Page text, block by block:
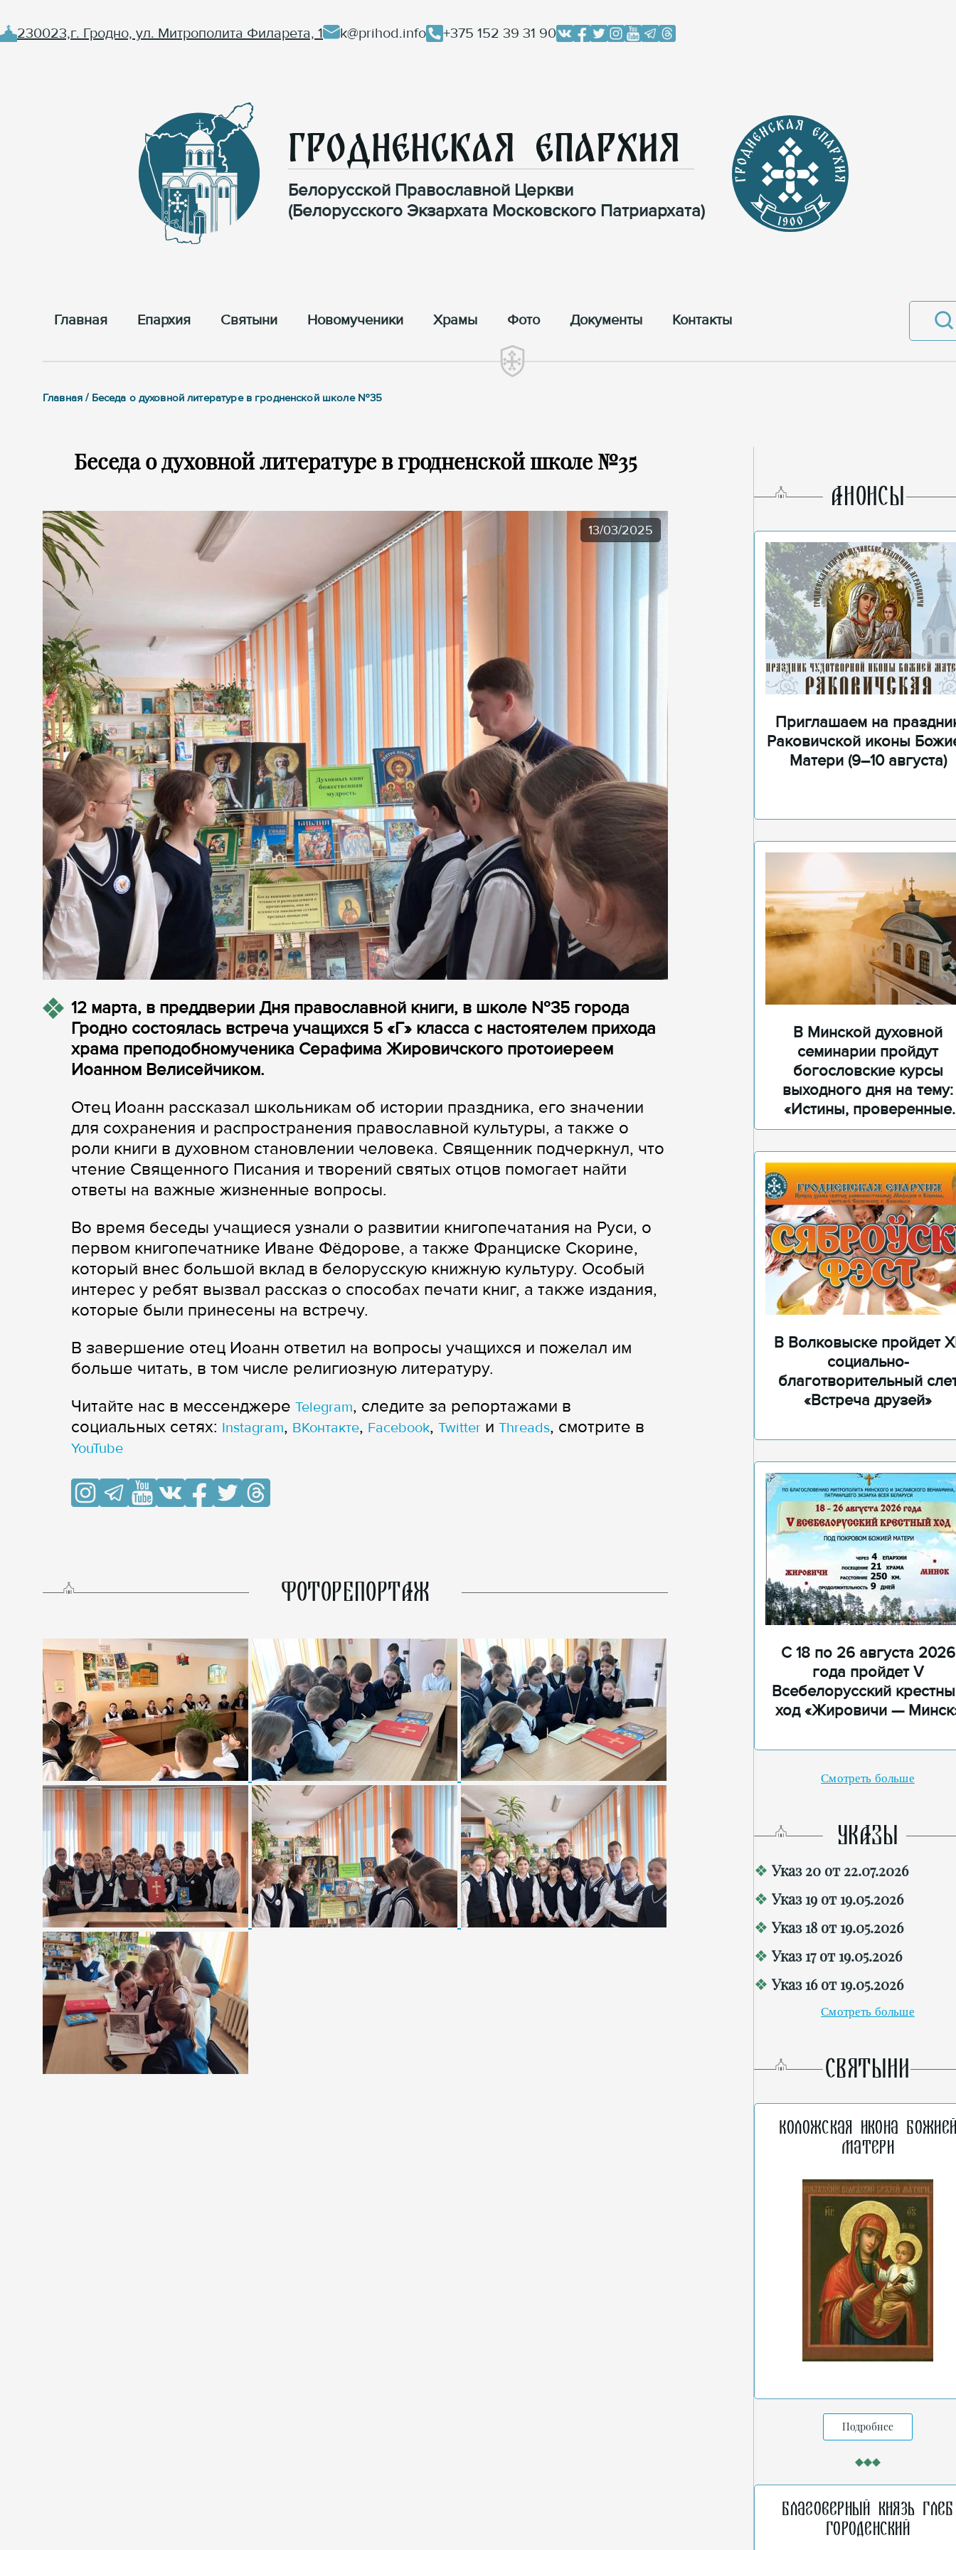
230023,г. Гродно, ул. Митрополита Филарета, 1 k@prihod.info +375 152 39 31 90
Гродненская Епархия
Белорусской Православной Церкви
(Белорусского Экзархата Московского Патриархата)
Главная Епархия Cвятыни Новомученики Храмы Фото Документы Контакты
Главная / Беседа о духовной литературе в гродненской школе №35
Беседа о духовной литературе в гродненской школе №35
13/03/2025
12 марта, в преддверии Дня православной книги, в школе №35 города
Гродно состоялась встреча учащихся 5 «Г» класса с настоятелем прихода
храма преподобномученика Серафима Жировичского протоиереем
Иоанном Велисейчиком.
Отец Иоанн рассказал школьникам об истории праздника, его значении
для сохранения и распространения православной культуры, а также о
роли книги в духовном становлении человека. Священник подчеркнул, что
чтение Священного Писания и творений святых отцов помогает найти
ответы на важные жизненные вопросы.
Во время беседы учащиеся узнали о развитии книгопечатания на Руси, о
первом книгопечатнике Иване Фёдорове, а также Франциске Скорине,
который внес большой вклад в белорусскую книжную культуру. Особый
интерес у ребят вызвал рассказ о способах печати книг, а также издания,
которые были принесены на встречу.
В завершение отец Иоанн ответил на вопросы учащихся и пожелал им
больше читать, в том числе религиозную литературу.
Читайте нас в мессенджере Telegram, следите за репортажами в
cоциальных сетях: Instagram, ВКонтакте, Facebook, Twitter и Threads, смотрите в
YouTube
ФОТОРЕПОРТАЖ
AНОНСЫ
Приглашаем на
Раковичской иконы
Матери (9–10 августа)
В Минской духовной
семинарии пройдут
богословские курсы
выходного дня на тему:
«Истины, проверенные
временем»
В Волковыске пройдет
социально-
благотворительный
«Встреча друзей»
С 18 по 26 августа 2026
года пройдет V
Всебелорусский
ход «Жировичи —
Смотреть больше
УКАЗЫ
Указ 20 от 22.07.2026
Указ 19 от 19.05.2026
Указ 18 от 19.05.2026
Указ 17 от 19.05.2026
Указ 16 от 19.05.2026
Смотреть больше
СВЯТЫНИ
Коложская икона
Матери
Подробнее
Благоверный князь Глеб
Городенский